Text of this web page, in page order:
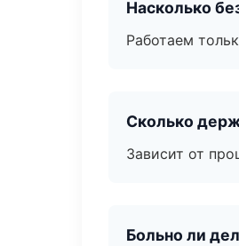
Насколько
Работаем
Сколько
Зависит от
Больно ли